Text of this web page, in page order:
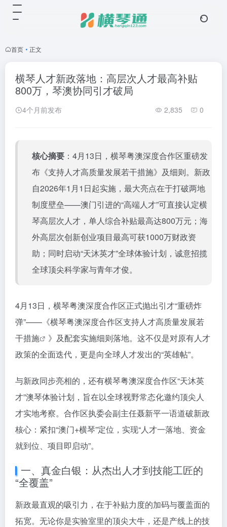
首页 • 正文
横琴人才新政落地：高层次人才最高补贴
800万，琴澳协同引才破局
4个月前发布 2,835 0
核心摘要 ：4月13日，横琴粤澳深度合作区重磅发
布《支持人才高质量发展若干措施》及细则。新政
自2026年1月1日起实施，最大亮点在于打破两地
制度壁垒——澳门引进的“高端人才”可直接认定横
琴高层次人才，单人综合补贴最高达800万元；海
外高层次创新创业项目最高可获1000万财政资
助；同时启动“天沐英才”全球体验计划，诚意招揽
全球顶尖科学家与青年才俊。
4月13日，横琴粤澳深度合作区正式抛出引才“重磅炸
弹”——《横琴粤澳深度合作区支持人才高质量发展若
干措施
》及配套实施细则落地。这不仅是对原有人才
政策的全面迭代，更是向全球人才发出的“英雄帖”。
与新政同步亮相的，还有横琴粤澳深度合作区“天沐英
才”澳琴体验计划，旨在以全球视野常态化邀约顶尖人
才实地考察。合作区执委会副主任聂新平一语道破新政
核心：紧扣“澳门+横琴”定位，实现“人才一落地、资金
就到位、项目即启动”。
一、真金白银：从杰出人才到技能工匠的
“全覆盖”
新政最直观的吸引力，在于补贴力度的加码与覆盖面的
拓宽。无论你是实验室里的顶尖大牛，还是产线上的技